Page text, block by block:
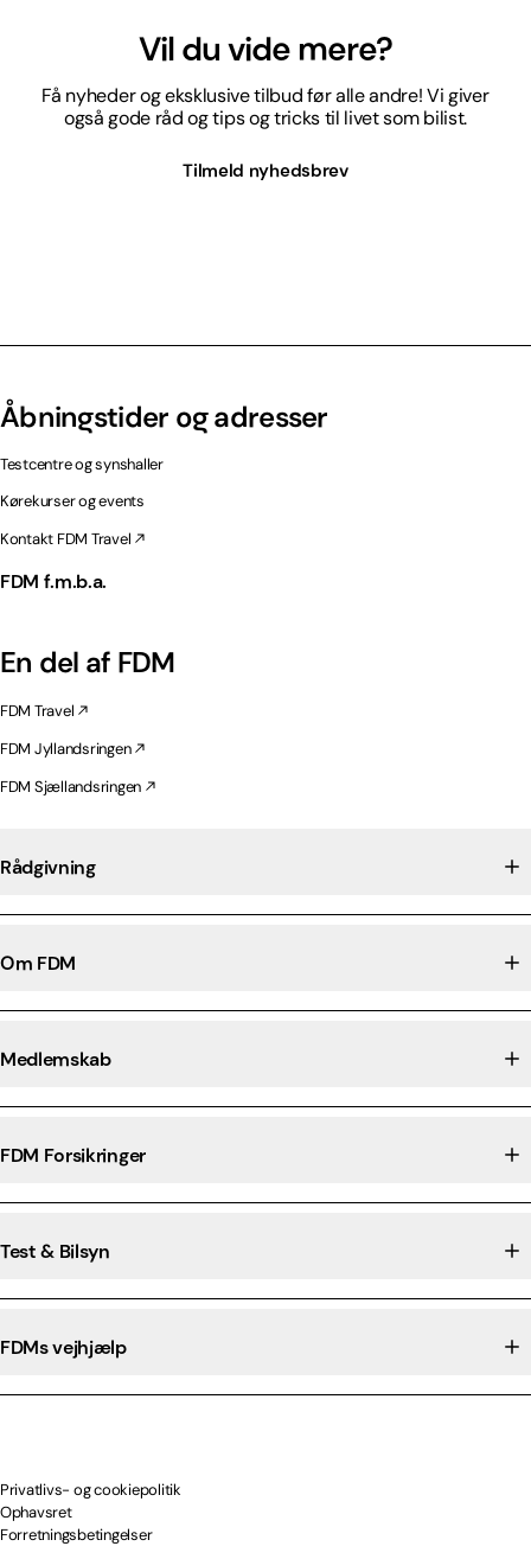
Vil du vide mere?
Få nyheder og eksklusive tilbud før alle andre! Vi giver
også gode råd og tips og tricks til livet som bilist.
Tilmeld nyhedsbrev
Åbningstider og adresser
Testcentre og synshaller
Kørekurser og events
Kontakt FDM Travel
FDM f.m.b.a.
En del af FDM
FDM Travel
FDM Jyllandsringen
FDM Sjællandsringen
Rådgivning
Om FDM
Medlemskab
FDM Forsikringer
Test & Bilsyn
FDMs vejhjælp
Privatlivs- og cookiepolitik
Ophavsret
Forretningsbetingelser